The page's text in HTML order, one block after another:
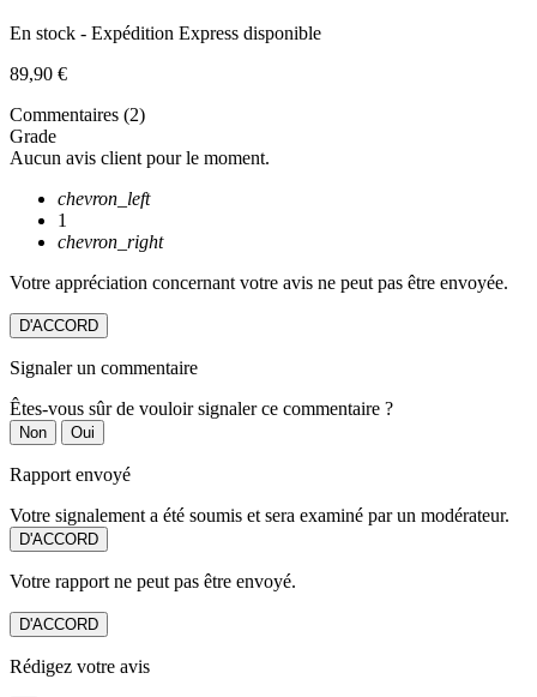
En stock - Expédition Express disponible
89,90 €
Commentaires (2)
Grade
Aucun avis client pour le moment.
chevron_left
1
chevron_right
Votre appréciation concernant votre avis ne peut pas être envoyée.
D'ACCORD
Signaler un commentaire
Êtes-vous sûr de vouloir signaler ce commentaire ?
Non Oui
Rapport envoyé
Votre signalement a été soumis et sera examiné par un modérateur.
D'ACCORD
Votre rapport ne peut pas être envoyé.
D'ACCORD
Rédigez votre avis